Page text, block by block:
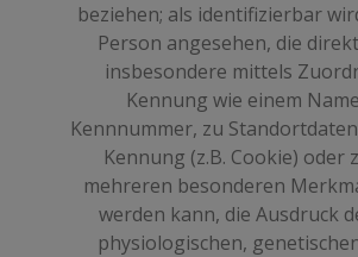
beziehen; als identifizierbar
Person angesehen, die
insbesondere mittels
Kennung wie einem
Kennnummer, zu
Kennung (z.B. Cookie) oder
mehreren besonderen
werden kann, die Ausdruck
physiologischen,